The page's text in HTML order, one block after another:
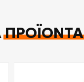
ΠΡΟΪΌΝΤΑ